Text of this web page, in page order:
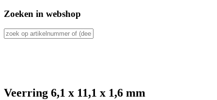
Zoeken in webshop
Veerring 6,1 x 11,1 x 1,6 mm